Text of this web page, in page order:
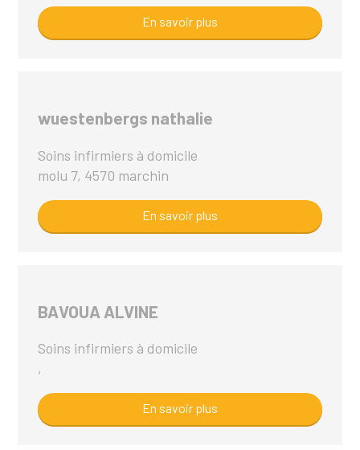
En savoir plus
wuestenbergs nathalie
Soins infirmiers à domicile
molu 7, 4570 marchin
En savoir plus
BAVOUA ALVINE
Soins infirmiers à domicile
,
En savoir plus